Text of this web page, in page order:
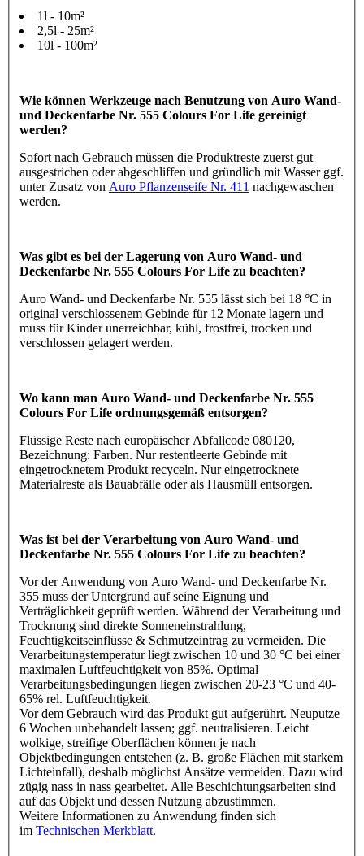
1l - 10m²
2,5l - 25m²
10l - 100m²
Wie können Werkzeuge nach Benutzung von Auro Wand-
und Deckenfarbe Nr. 555 Colours For Life gereinigt
werden?
Sofort nach Gebrauch müssen die Produktreste zuerst gut
ausgestrichen oder abgeschliffen und gründlich mit Wasser ggf.
unter Zusatz von Auro Pflanzenseife Nr. 411 nachgewaschen
werden.
Was gibt es bei der Lagerung von Auro Wand- und
Deckenfarbe Nr. 555 Colours For Life zu beachten?
Auro Wand- und Deckenfarbe Nr. 555 lässt sich bei 18 °C in
original verschlossenem Gebinde für 12 Monate lagern und
muss für Kinder unerreichbar, kühl, frostfrei, trocken und
verschlossen gelagert werden.
Wo kann man Auro Wand- und Deckenfarbe Nr. 555
Colours For Life ordnungsgemäß entsorgen?
Flüssige Reste nach europäischer Abfallcode 080120,
Bezeichnung: Farben. Nur restentleerte Gebinde mit
eingetrocknetem Produkt recyceln. Nur eingetrocknete
Materialreste als Bauabfälle oder als Hausmüll entsorgen.
Was ist bei der Verarbeitung von Auro Wand- und
Deckenfarbe Nr. 555 Colours For Life zu beachten?
Vor der Anwendung von Auro Wand- und Deckenfarbe Nr.
355 muss der Untergrund auf seine Eignung und
Verträglichkeit geprüft werden. Während der Verarbeitung und
Trocknung sind direkte Sonneneinstrahlung,
Feuchtigkeitseinflüsse & Schmutzeintrag zu vermeiden. Die
Verarbeitungstemperatur liegt zwischen 10 und 30 °C bei einer
maximalen Luftfeuchtigkeit von 85%. Optimal
Verarbeitungsbedingungen liegen zwischen 20-23 °C und 40-
65% rel. Luftfeuchtigkeit.
Vor dem Gebrauch wird das Produkt gut aufgerührt. Neuputze
6 Wochen unbehandelt lassen; ggf. neutralisieren. Leicht
wolkige, streifige Oberflächen können je nach
Objektbedingungen entstehen (z. B. große Flächen mit starkem
Lichteinfall), deshalb möglichst Ansätze vermeiden. Dazu wird
zügig nass in nass gearbeitet. Alle Beschichtungsarbeiten sind
auf das Objekt und dessen Nutzung abzustimmen.
Weitere Informationen zu Anwendung finden sich
im Technischen Merkblatt.